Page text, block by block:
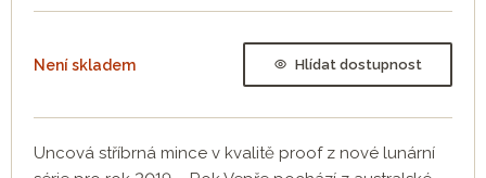
Není skladem Hlídat dostupnost
Uncová stříbrná mince v kvalitě proof z nové lunární